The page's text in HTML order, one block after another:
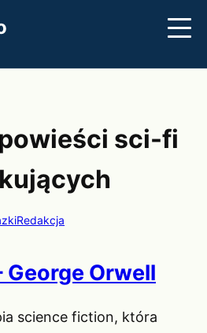
sci-fi
Redakcja
George Orwell
science fiction, która